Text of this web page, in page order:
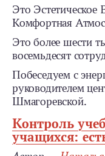
Это Эстетическое
Комфортная
Это более шести
восемьдесят
Побеседуем с
руководителем
Шмагоревской.
Контроль
учащихся: